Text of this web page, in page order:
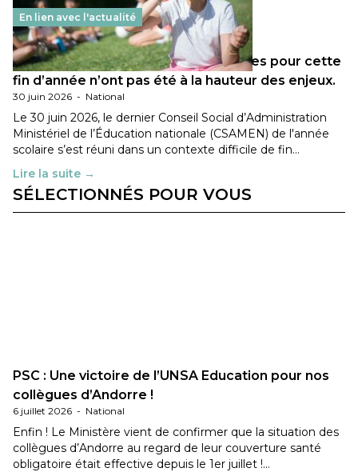
En lien avec l'actualité
Les décisions ministérielles attendues pour cette
fin d’année n’ont pas été à la hauteur des enjeux.
30 juin 2026 - National
Le 30 juin 2026, le dernier Conseil Social d’Administration
Ministériel de l’Éducation nationale (CSAMEN) de l'année
scolaire s’est réuni dans un contexte difficile de fin…
Lire la suite →
SÉLECTIONNÉS POUR VOUS
PSC : Une victoire de l’UNSA Education pour nos
collègues d’Andorre !
6 juillet 2026 - National
Enfin ! Le Ministère vient de confirmer que la situation des
collègues d’Andorre au regard de leur couverture santé
obligatoire était effective depuis le 1er juillet !…